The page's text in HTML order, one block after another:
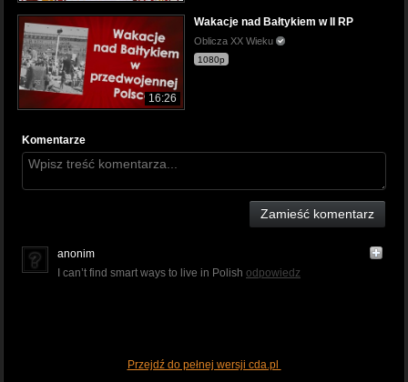
16:26
Wakacje nad Bałtykiem w II RP
Oblicza XX Wieku
1080p
Komentarze
Zamieść komentarz
anonim
I can’t find smart ways to live in Polish odpowiedz
Przejdź do pełnej wersji cda.pl